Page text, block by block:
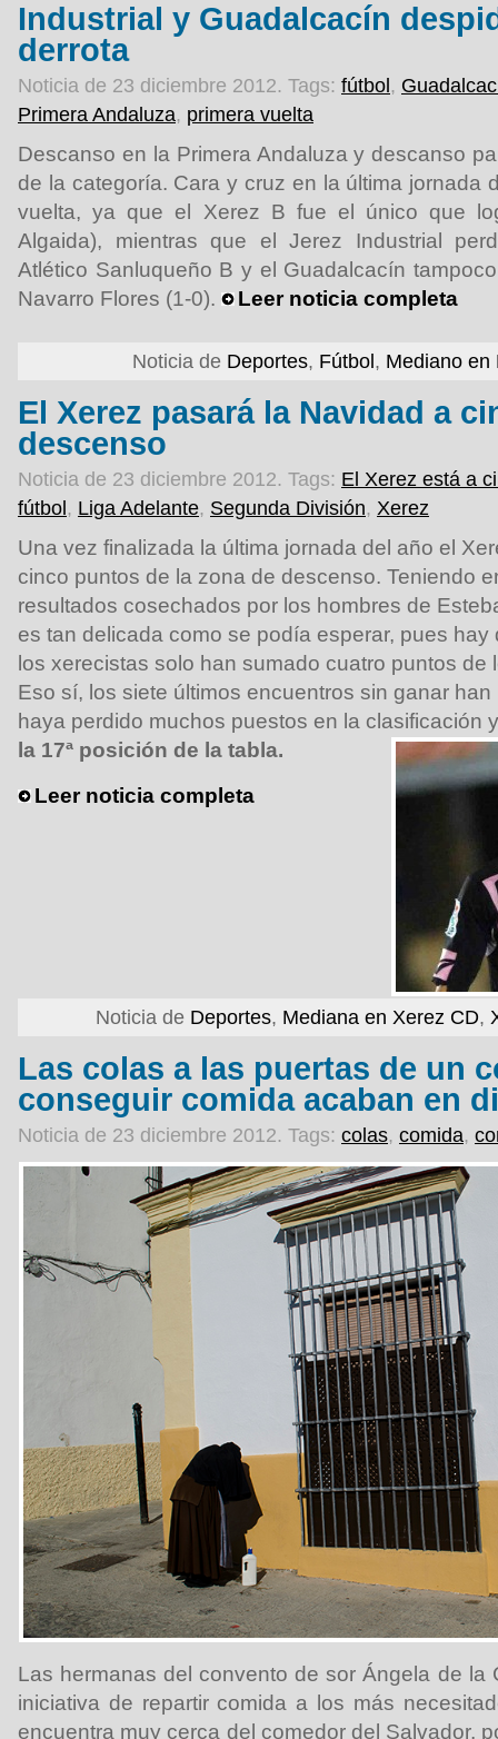
Industrial y Guadalcacín
derrota
Noticia de 23 diciembre 2012. Tags: fútbol ,
Primera Andaluza, primera vuelta
Descanso en la Primera Andaluza y descanso
de la categoría. Cara y cruz en la última jornada
vuelta, ya que el Xerez B fue el único que
Algaida), mientras que el Jerez Industrial
Atlético Sanluqueño B y el Guadalcacín
Navarro Flores (1-0).
Leer noticia completa
Noticia de Deportes, Fútbol , Mediano en
El Xerez pasará la Navidad a
descenso
Noticia de 23 diciembre 2012. Tags: El Xerez está a
fútbol , Liga Adelante, Segunda División, Xerez
Una vez finalizada la última jornada del año el
cinco puntos de la zona de descenso. Teniendo
resultados cosechados por los hombres de
es tan delicada como se podía esperar, pues
los xerecistas solo han sumado cuatro puntos de
Eso sí, los siete últimos encuentros sin ganar
haya perdido muchos puestos en la clasificación
la 17ª posición de la tabla.
Leer noticia completa
Noticia de Deportes, Mediana en Xerez CD,
Las colas a las puertas de un
conseguir comida acaban en
Noticia de 23 diciembre 2012. Tags: colas, comida,
Las hermanas del convento de sor Ángela de la
iniciativa de repartir comida a los más
encuentra muy cerca del comedor del Salvador,